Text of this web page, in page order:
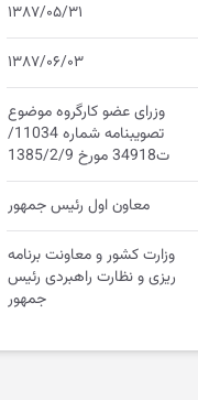
۱۳۸۷/۰۵/۳۱
۱۳۸۷/۰۶/۰۳
وزرای عضو کارگروه موضوع
تصویبنامه شماره 11034/
ت34918 مورخ 1385/2/9
معاون اول رئیس جمهور
وزارت کشور و معاونت برنامه
ریزی و نظارت راهبردی رئیس
جمهور